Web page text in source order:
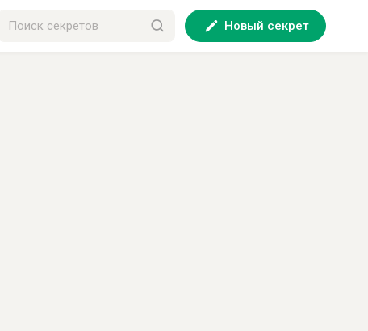
Новый секрет